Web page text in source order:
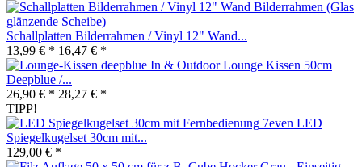
Schallplatten Bilderrahmen / Vinyl 12" Wand...
13,99 € * 16,47 € *
In & Outdoor Lounge Kissen 50cm
Deepblue /...
26,90 € * 28,27 € *
TIPP!
7even LED
Spiegelkugelset 30cm mit...
129,00 € *